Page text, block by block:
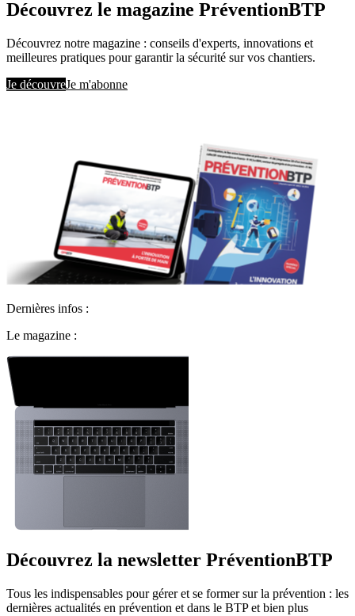
Découvrez le magazine PréventionBTP
Découvrez notre magazine : conseils d'experts, innovations et
meilleures pratiques pour garantir la sécurité sur vos chantiers.
Je découvreJe m'abonne
Dernières infos :
Le magazine :
Découvrez la newsletter PréventionBTP
Tous les indispensables pour gérer et se former sur la prévention : les
dernières actualités en prévention et dans le BTP et bien plus